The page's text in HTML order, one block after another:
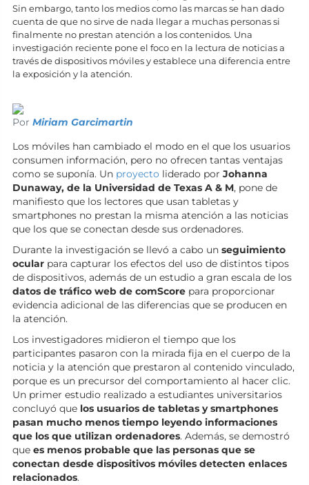
Sin embargo, tanto los medios como las marcas se han dado
cuenta de que no sirve de nada llegar a muchas personas si
finalmente no prestan atención a los contenidos. Una
investigación reciente pone el foco en la lectura de noticias a
través de dispositivos móviles y establece una diferencia entre
la exposición y la atención.
Por Miriam Garcimartin
Los móviles han cambiado el modo en el que los usuarios
consumen información, pero no ofrecen tantas ventajas
como se suponía. Un proyecto liderado por Johanna
Dunaway, de la Universidad de Texas A & M, pone de
manifiesto que los lectores que usan tabletas y
smartphones no prestan la misma atención a las noticias
que los que se conectan desde sus ordenadores.
Durante la investigación se llevó a cabo un seguimiento
ocular para capturar los efectos del uso de distintos tipos
de dispositivos, además de un estudio a gran escala de los
datos de tráfico web de comScore para proporcionar
evidencia adicional de las diferencias que se producen en
la atención.
Los investigadores midieron el tiempo que los
participantes pasaron con la mirada fija en el cuerpo de la
noticia y la atención que prestaron al contenido vinculado,
porque es un precursor del comportamiento al hacer clic.
Un primer estudio realizado a estudiantes universitarios
concluyó que los usuarios de tabletas y smartphones
pasan mucho menos tiempo leyendo informaciones
que los que utilizan ordenadores. Además, se demostró
que es menos probable que las personas que se
conectan desde dispositivos móviles detecten enlaces
relacionados.